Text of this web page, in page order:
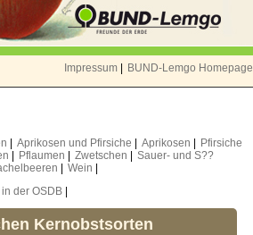
Impressum BUND-Lemgo Homepage
Aprikosen und Pfirsiche Aprikosen
Pfirsiche
Pflaumen Zwetschen
Sauer- und S??
Wein
in der OSDB
Kernobstsorten